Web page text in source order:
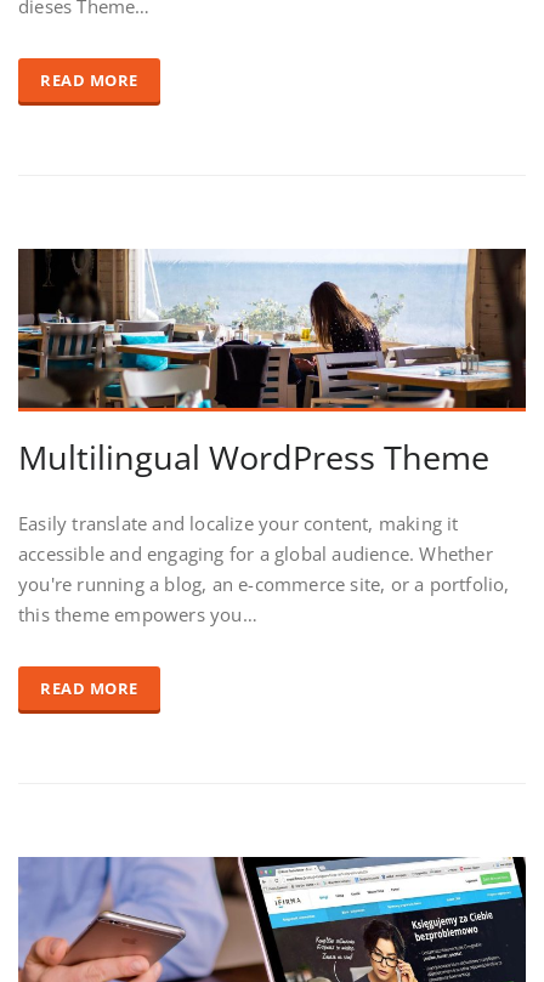
dieses Theme…
READ MORE
Multilingual WordPress Theme
Easily translate and localize your content, making it
accessible and engaging for a global audience. Whether
you're running a blog, an e-commerce site, or a portfolio,
this theme empowers you…
READ MORE